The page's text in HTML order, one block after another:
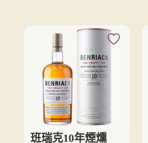
班瑞克10年煙燻